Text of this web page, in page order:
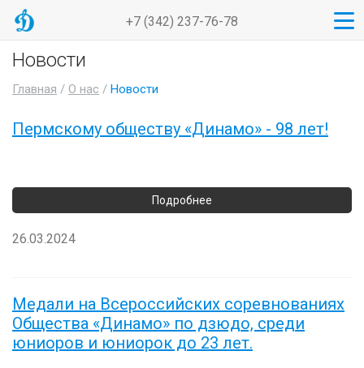
+7 (342) 237-76-78
Новости
Главная / О нас / Новости
Пермскому обществу «Динамо» - 98 лет!
26.03.2024
Медали на Всероссийских соревнованиях
Общества «Динамо» по дзюдо, среди
юниоров и юниорок до 23 лет.